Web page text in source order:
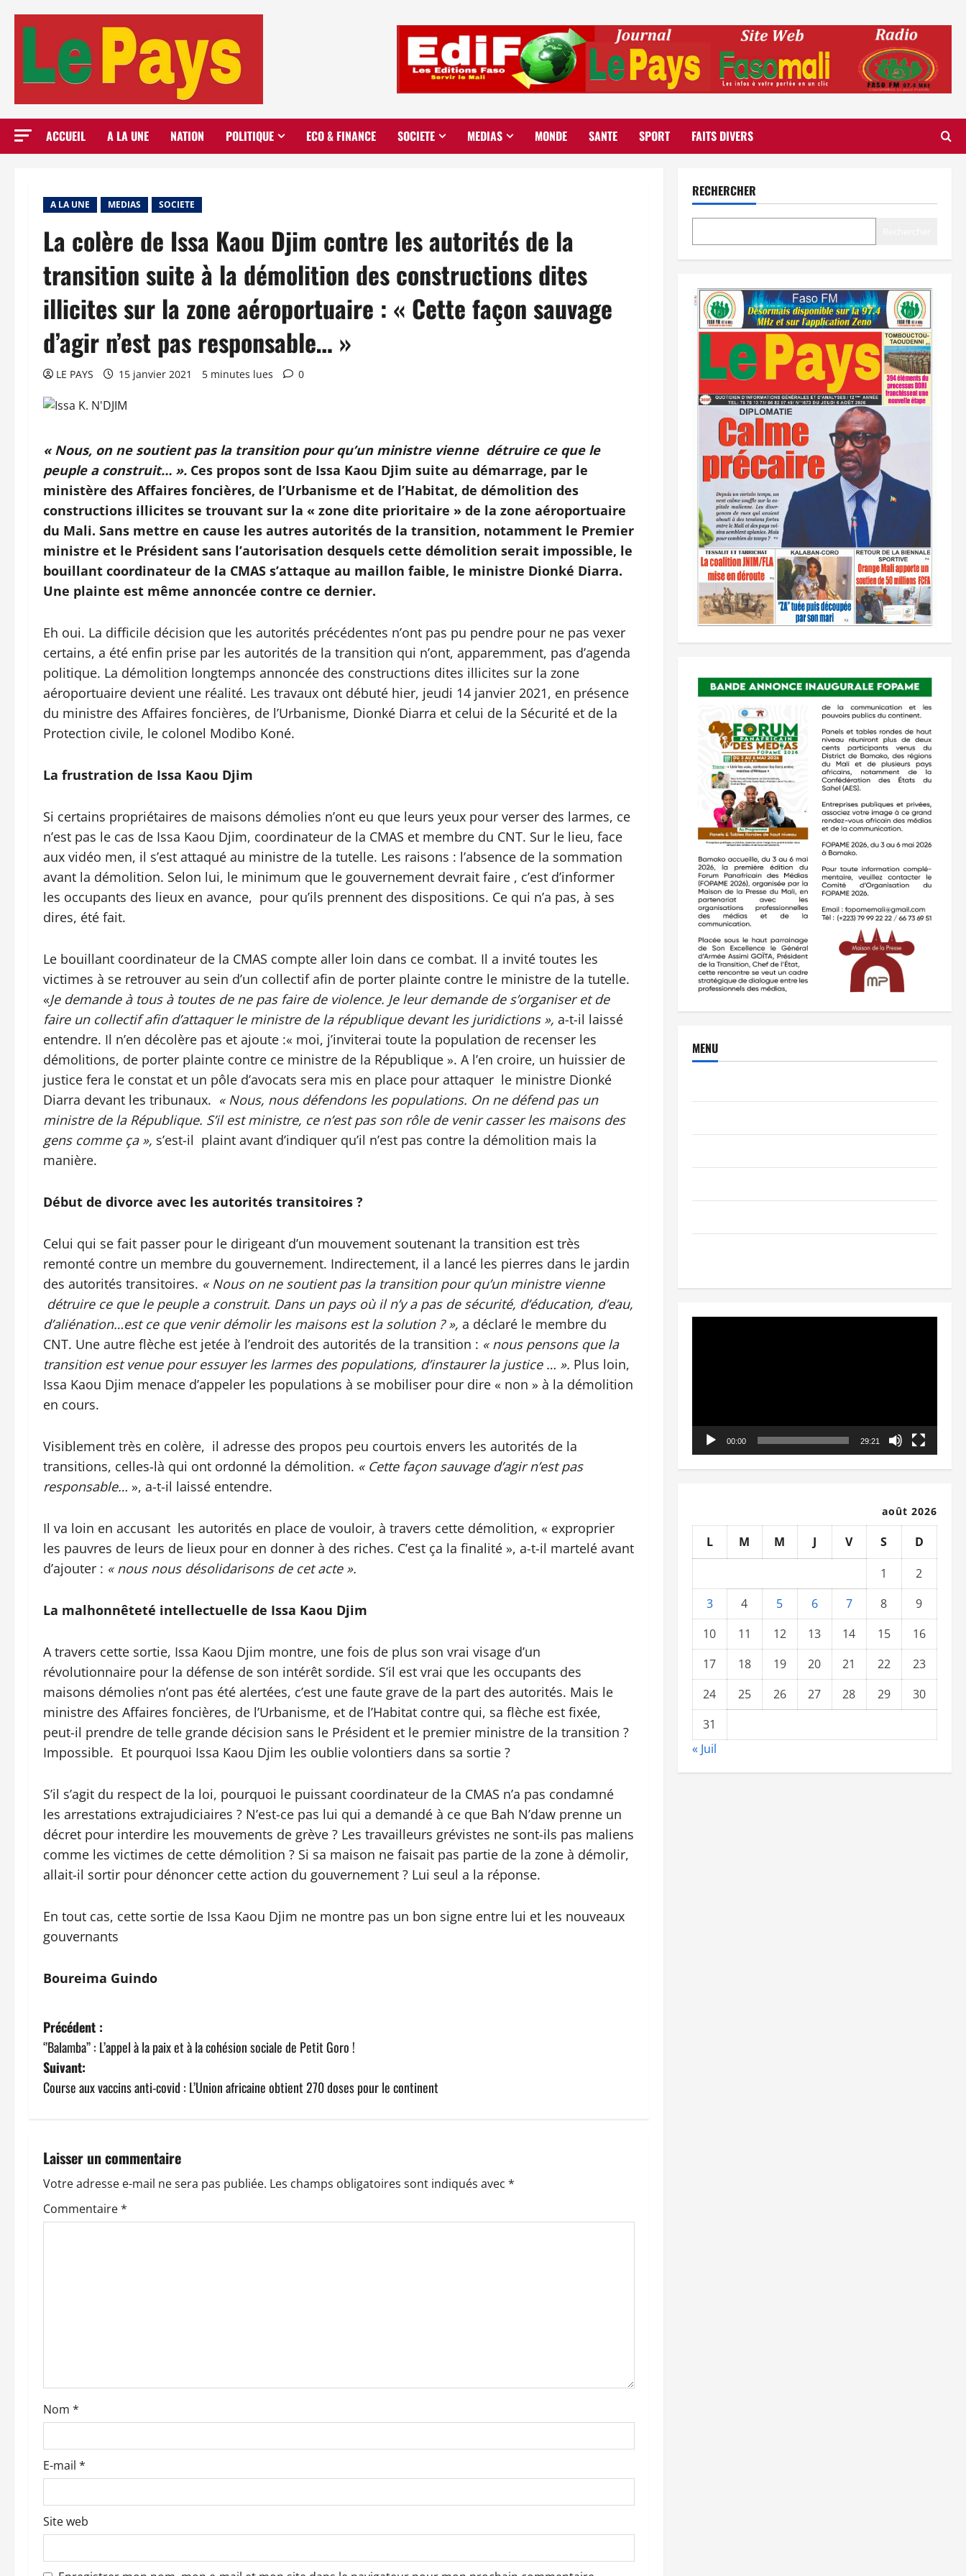
ACCUEIL A LA UNE NATION POLITIQUE ECO & FINANCE SOCIETE MEDIAS MONDE SANTE SPORT FAITS DIVERS
A LA UNE MEDIAS SOCIETE
La colère de Issa Kaou Djim contre les autorités de la
transition suite à la démolition des constructions dites
illicites sur la zone aéroportuaire : « Cette façon sauvage
d’agir n’est pas responsable… »
LE PAYS 15 janvier 2021 5 minutes lues 0
« Nous, on ne soutient pas la transition pour qu’un ministre vienne détruire ce que le
peuple a construit… ». Ces propos sont de Issa Kaou Djim suite au démarrage, par le
ministère des Affaires foncières, de l’Urbanisme et de l’Habitat, de démolition des
constructions illicites se trouvant sur la « zone dite prioritaire » de la zone aéroportuaire
du Mali. Sans mettre en cause les autres autorités de la transition, notamment le Premier
ministre et le Président sans l’autorisation desquels cette démolition serait impossible, le
bouillant coordinateur de la CMAS s’attaque au maillon faible, le ministre Dionké Diarra.
Une plainte est même annoncée contre ce dernier.
Eh oui. La difficile décision que les autorités précédentes n’ont pas pu pendre pour ne pas vexer
certains, a été enfin prise par les autorités de la transition qui n’ont, apparemment, pas d’agenda
politique. La démolition longtemps annoncée des constructions dites illicites sur la zone
aéroportuaire devient une réalité. Les travaux ont débuté hier, jeudi 14 janvier 2021, en présence
du ministre des Affaires foncières, de l’Urbanisme, Dionké Diarra et celui de la Sécurité et de la
Protection civile, le colonel Modibo Koné.
La frustration de Issa Kaou Djim
Si certains propriétaires de maisons démolies n’ont eu que leurs yeux pour verser des larmes, ce
n’est pas le cas de Issa Kaou Djim, coordinateur de la CMAS et membre du CNT. Sur le lieu, face
aux vidéo men, il s’est attaqué au ministre de la tutelle. Les raisons : l’absence de la sommation
avant la démolition. Selon lui, le minimum que le gouvernement devrait faire , c’est d’informer
les occupants des lieux en avance, pour qu’ils prennent des dispositions. Ce qui n’a pas, à ses
dires, été fait.
Le bouillant coordinateur de la CMAS compte aller loin dans ce combat. Il a invité toutes les
victimes à se retrouver au sein d’un collectif afin de porter plainte contre le ministre de la tutelle.
«Je demande à tous à toutes de ne pas faire de violence. Je leur demande de s’organiser et de
faire un collectif afin d’attaquer le ministre de la république devant les juridictions », a-t-il laissé
entendre. Il n’en décolère pas et ajoute :« moi, j’inviterai toute la population de recenser les
démolitions, de porter plainte contre ce ministre de la République ». A l’en croire, un huissier de
justice fera le constat et un pôle d’avocats sera mis en place pour attaquer le ministre Dionké
Diarra devant les tribunaux. « Nous, nous défendons les populations. On ne défend pas un
ministre de la République. S’il est ministre, ce n’est pas son rôle de venir casser les maisons des
gens comme ça », s’est-il plaint avant d’indiquer qu’il n’est pas contre la démolition mais la
manière.
Début de divorce avec les autorités transitoires ?
Celui qui se fait passer pour le dirigeant d’un mouvement soutenant la transition est très
remonté contre un membre du gouvernement. Indirectement, il a lancé les pierres dans le jardin
des autorités transitoires. « Nous on ne soutient pas la transition pour qu’un ministre vienne
détruire ce que le peuple a construit. Dans un pays où il n’y a pas de sécurité, d’éducation, d’eau,
d’aliénation…est ce que venir démolir les maisons est la solution ? », a déclaré le membre du
CNT. Une autre flèche est jetée à l’endroit des autorités de la transition : « nous pensons que la
transition est venue pour essuyer les larmes des populations, d’instaurer la justice … ». Plus loin,
Issa Kaou Djim menace d’appeler les populations à se mobiliser pour dire « non » à la démolition
en cours.
Visiblement très en colère, il adresse des propos peu courtois envers les autorités de la
transitions, celles-là qui ont ordonné la démolition. « Cette façon sauvage d’agir n’est pas
responsable… », a-t-il laissé entendre.
Il va loin en accusant les autorités en place de vouloir, à travers cette démolition, « exproprier
les pauvres de leurs de lieux pour en donner à des riches. C’est ça la finalité », a-t-il martelé avant
d’ajouter : « nous nous désolidarisons de cet acte ».
La malhonnêteté intellectuelle de Issa Kaou Djim
A travers cette sortie, Issa Kaou Djim montre, une fois de plus son vrai visage d’un
révolutionnaire pour la défense de son intérêt sordide. S’il est vrai que les occupants des
maisons démolies n’ont pas été alertées, c’est une faute grave de la part des autorités. Mais le
ministre des Affaires foncières, de l’Urbanisme, et de l’Habitat contre qui, sa flèche est fixée,
peut-il prendre de telle grande décision sans le Président et le premier ministre de la transition ?
Impossible. Et pourquoi Issa Kaou Djim les oublie volontiers dans sa sortie ?
S’il s’agit du respect de la loi, pourquoi le puissant coordinateur de la CMAS n’a pas condamné
les arrestations extrajudiciaires ? N’est-ce pas lui qui a demandé à ce que Bah N’daw prenne un
décret pour interdire les mouvements de grève ? Les travailleurs grévistes ne sont-ils pas maliens
comme les victimes de cette démolition ? Si sa maison ne faisait pas partie de la zone à démolir,
allait-il sortir pour dénoncer cette action du gouvernement ? Lui seul a la réponse.
En tout cas, cette sortie de Issa Kaou Djim ne montre pas un bon signe entre lui et les nouveaux
gouvernants
Boureima Guindo
N
a
v
g
a
t
a
r
t
i
c
l
Précédent :
‘’Balamba’’ : L’appel à la paix et à la cohésion sociale de Petit Goro !
Suivant:
Course aux vaccins anti-covid : L’Union africaine obtient 270 doses pour le continent
Laisser un commentaire
Votre adresse e-mail ne sera pas publiée. Les champs obligatoires sont indiqués avec *
Commentaire*
Nom *
E-mail *
Site web
RECHERCHER
MENU
00:00 29:21
août 2026
L M M J V S
D
1
2
3
4 5 6 7 8
9
10
11 12 13 14 15
16
17
18 19 20 21 22
23
24
25 26 27 28 29
30
31
« Juil